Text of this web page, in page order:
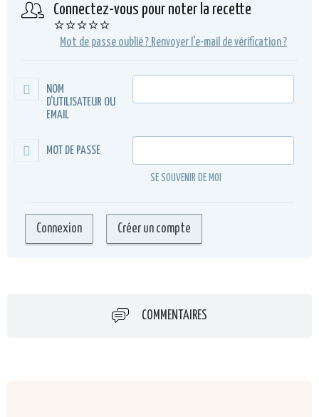
Connectez-vous pour noter la recette
⭐⭐⭐⭐⭐
Mot de passe oublié ? Renvoyer l'e-mail de vérification ?
NOM
D'UTILISATEUR OU
EMAIL
MOT DE PASSE
SE SOUVENIR DE MOI
COMMENTAIRES